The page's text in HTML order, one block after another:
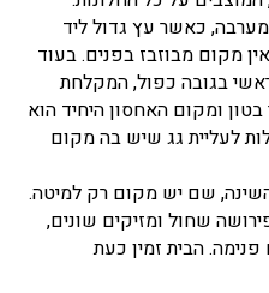
כאשר עץ גדול ליד
מקום מבוזבז בפנים. בעוד
בגובה כפול, המקלחת
ומקום האחסון היחיד הוא
לעליית גג שיש בה מקום
שם יש מקום רק למיטה.
שחול ומזיקים שונים,
הבית זמין כעת